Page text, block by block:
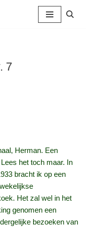
7
Herman. Een
het toch maar. In
bracht ik op een
Het zal wel in het
genomen een
bezoeken van